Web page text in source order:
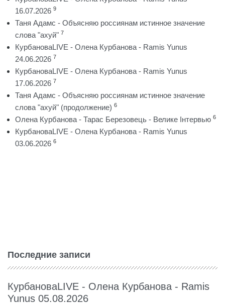
16.07.2026 9
Таня Адамс - Объясняю россиянам истинное значение
слова "ахуй" 7
КурбановаLIVE - Олена Курбанова - Ramis Yunus
24.06.2026 7
КурбановаLIVE - Олена Курбанова - Ramis Yunus
17.06.2026 7
Таня Адамс - Объясняю россиянам истинное значение
слова "ахуй" (продолжение) 6
Олена Курбанова - Тарас Березовець - Велике Інтервью 6
КурбановаLIVE - Олена Курбанова - Ramis Yunus
03.06.2026 6
Последние записи
КурбановаLIVE - Олена Курбанова - Ramis
Yunus 05.08.2026